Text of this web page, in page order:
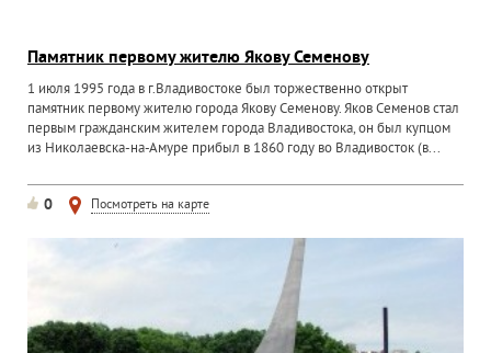
Памятник первому жителю Якову Семенову
1 июля 1995 года в г.Владивостоке был торжественно открыт
памятник первому жителю города Якову Семенову. Яков Семенов стал
первым гражданским жителем города Владивостока, он был купцом
из Николаевска-на-Амуре прибыл в 1860 году во Владивосток (в...
0 Посмотреть на карте